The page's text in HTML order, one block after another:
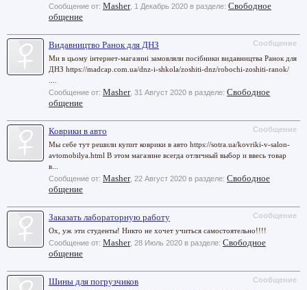
Сообщение от: Masher, 1 Декабрь 2020 в разделе: Свободное
общение
Сообщение
Видавництво Ранок для ДНЗ
Ми в цьому інтернет-магазині замовляли посібники видавництва Ранок для
ДНЗ https://madcap.com.ua/dnz-i-shkola/zoshiti-dnz/robochі-zoshiti-ranok/
Сообщение от: Masher, 31 Август 2020 в разделе: Свободное
общение
Сообщение
Коврики в авто
Мы себе тут решили купит коврики в авто https://sotra.ua/kovriki-v-salon-
avtomobilya.html В этом магазине всегда отличный выбор и ввесь товар
в...
Сообщение от: Masher, 22 Август 2020 в разделе: Свободное
общение
Сообщение
Заказать лабораторную работу
Ох, уж эти студенты! Никто не хочет учиться самостоятельно!!!!
Сообщение от: Masher, 28 Июль 2020 в разделе: Свободное
общение
Сообщение
Шины для погрузчиков